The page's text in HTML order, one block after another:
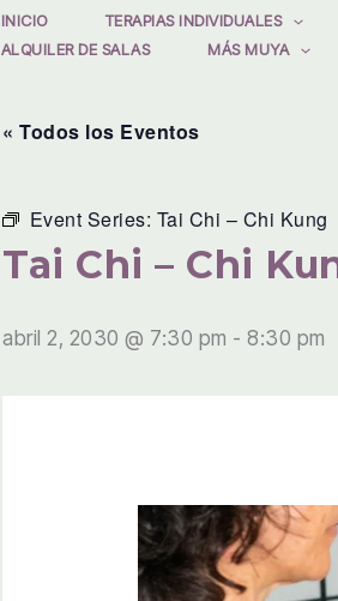
INICIO TERAPIAS INDIVIDUALES
ALQUILER DE SALAS
MÁS MUYA
« Todos los Eventos
Event Series: Tai Chi – Chi Kung
Tai Chi – Chi
abril 2, 2030 @ 7:30 pm - 8:30 pm